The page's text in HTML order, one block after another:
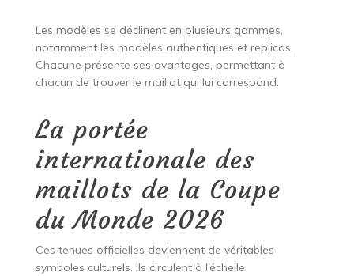
Les modèles se déclinent en plusieurs gammes,
notamment les modèles authentiques et replicas.
Chacune présente ses avantages, permettant à
chacun de trouver le maillot qui lui correspond.
La portée
internationale des
maillots de la Coupe
du Monde 2026
Ces tenues officielles deviennent de véritables
symboles culturels. Ils circulent à l’échelle